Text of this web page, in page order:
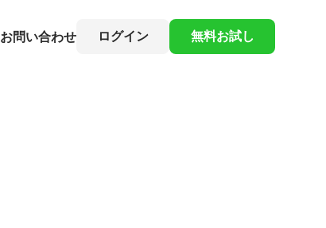
お問い合わせ ログイン 無料お試し